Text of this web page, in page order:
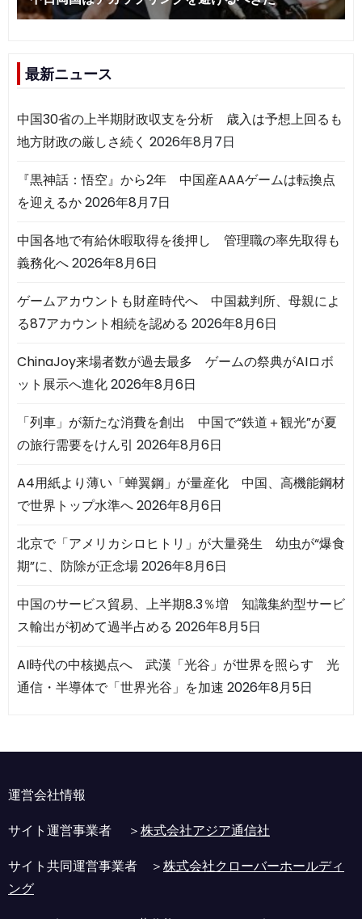
最新ニュース
中国30省の上半期財政収支を分析 歳入は予想上回るも
地方財政の厳しさ続く 2026年8月7日
『黒神話：悟空』から2年 中国産AAAゲームは転換点
を迎えるか2026年8月7日
中国各地で有給休暇取得を後押し 管理職の率先取得も
義務化へ2026年8月6日
ゲームアカウントも財産時代へ 中国裁判所、母親によ
る87アカウント相続を認める 2026年8月6日
ChinaJoy来場者数が過去最多 ゲームの祭典がAIロボ
ット展示へ進化2026年8月6日
「列車」が新たな消費を創出 中国で“鉄道＋観光”が夏
の旅行需要をけん引 2026年8月6日
A4用紙より薄い「蝉翼鋼」が量産化 中国、高機能鋼材
で世界トップ水準へ2026年8月6日
北京で「アメリカシロヒトリ」が大量発生 幼虫が“爆食
期”に、防除が正念場2026年8月6日
中国のサービス貿易、上半期8.3％増 知識集約型サービ
ス輸出が初めて過半占める 2026年8月5日
AI時代の中核拠点へ 武漢「光谷」が世界を照らす 光
通信・半導体で「世界光谷」を加速 2026年8月5日
運営会社情報
サイト運営事業者 ＞株式会社アジア通信社
サイト共同運営事業者 ＞株式会社クローバーホールディ
ング